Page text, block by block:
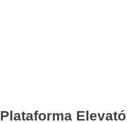
Plataforma